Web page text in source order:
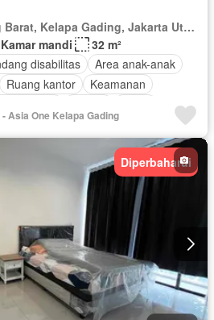
RW 19, Kelapa Gading Barat, Kelapa Gading, Jakarta Utara, Daerah Khusus Ibukota Jakarta
mandi
32 m²
disabilitas
Area anak-anak
Ruang kantor
Keamanan
jaga Wifi Sebagian perabotan
Asia One Kelapa Gading
Diperbaharui